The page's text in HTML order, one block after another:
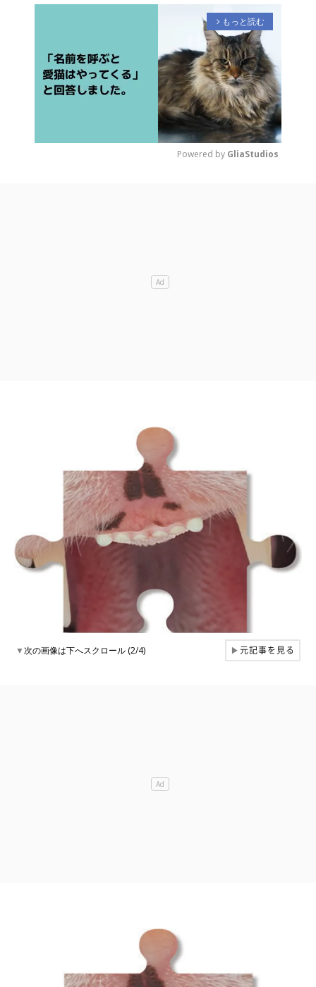
arrow_forward_ios もっと読む
Powered by GliaStudios
▼次の画像は下へスクロール (2/4) ▶元記事を見る